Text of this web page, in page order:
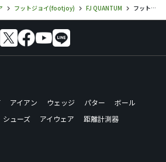
フットジョイ(footjoy) FJ QUANTUM フットジョイ／FJ QUANTUM／シューズの口コミ評価
アイアン ウェッジ パター
ボール
シューズ アイウェア
距離計測器